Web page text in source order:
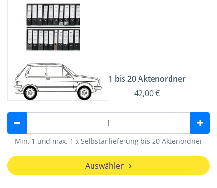
1 bis 20 Aktenordner
42,00 €
Min. 1 und max. 1 x Selbstanlieferung bis 20 Aktenordner
Auswählen